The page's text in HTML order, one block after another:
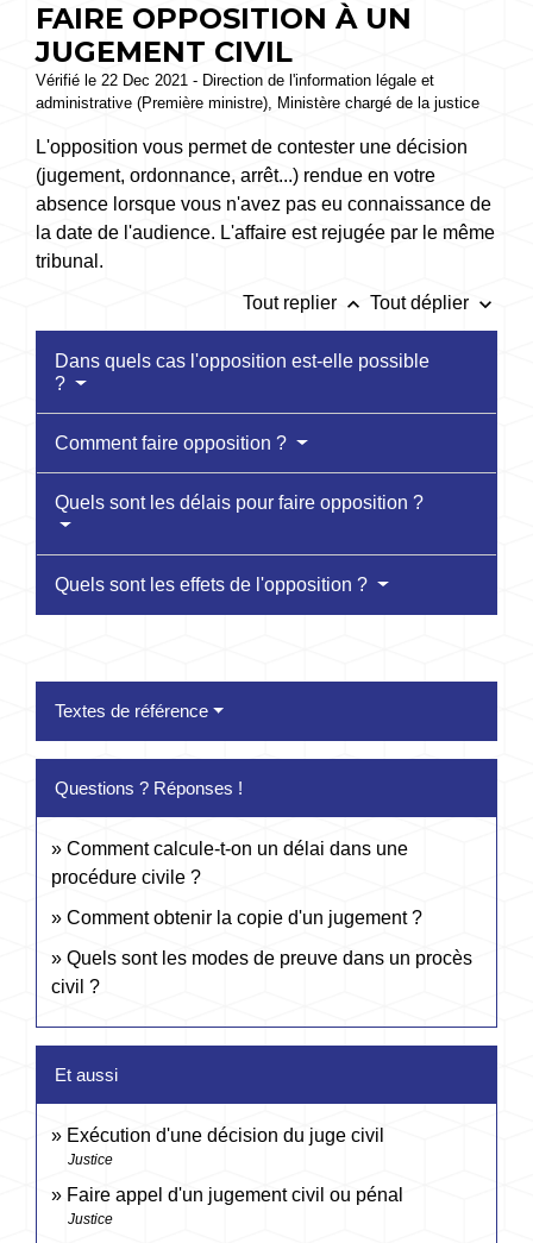
FAIRE OPPOSITION À UN
JUGEMENT CIVIL
Vérifié le 22 Dec 2021 - Direction de l'information légale et
administrative (Première ministre), Ministère chargé de la justice
L'opposition vous permet de contester une décision
(jugement, ordonnance, arrêt...) rendue en votre
absence lorsque vous n'avez pas eu connaissance de
la date de l'audience. L'affaire est rejugée par le même
tribunal.
Tout replier keyboard_arrow_up Tout déplier keyboard_arrow_down
Dans quels cas l'opposition est-elle possible
?
Comment faire opposition ?
Quels sont les délais pour faire opposition ?
Quels sont les effets de l'opposition ?
Textes de référence
Questions ? Réponses !
Comment calcule-t-on un délai dans une
procédure civile ?
Comment obtenir la copie d'un jugement ?
Quels sont les modes de preuve dans un procès
civil ?
Et aussi
Exécution d'une décision du juge civil
Justice
Faire appel d'un jugement civil ou pénal
Justice